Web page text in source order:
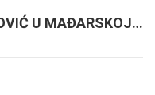
U MAĐARSKOJ…